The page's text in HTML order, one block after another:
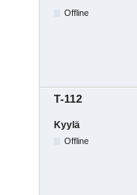
Offline
T-112
Kyylä
Offline